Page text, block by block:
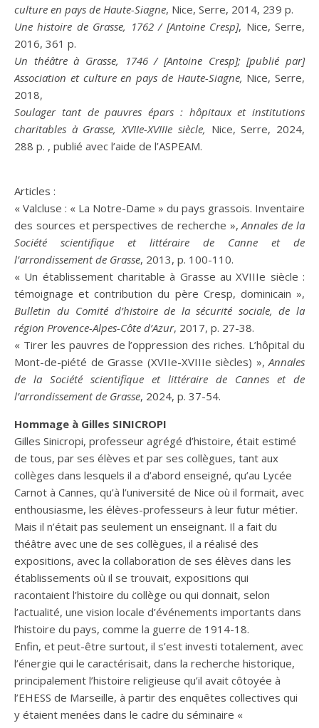
culture en pays de Haute-Siagne, Nice, Serre, 2014, 239 p.
Une histoire de Grasse, 1762 / [Antoine Cresp], Nice, Serre,
2016, 361 p.
Un théâtre à Grasse, 1746 / [Antoine Cresp]; [publié par]
Association et culture en pays de Haute-Siagne, Nice, Serre,
2018,
Soulager tant de pauvres épars : hôpitaux et institutions
charitables à Grasse, XVIIe-XVIIIe siècle, Nice, Serre, 2024,
288 p. , publié avec l’aide de l’ASPEAM.
Articles :
« Valcluse : « La Notre-Dame » du pays grassois. Inventaire
des sources et perspectives de recherche »,Annales de la
Société scientifique et littéraire de Canne et de
l’arrondissement de Grasse, 2013, p. 100-110.
« Un établissement charitable à Grasse au XVIIIe siècle :
témoignage et contribution du père Cresp, dominicain »,
Bulletin du Comité d’histoire de la sécurité sociale, de la
région Provence-Alpes-Côte d’Azur, 2017, p. 27-38.
« Tirer les pauvres de l’oppression des riches. L’hôpital du
Mont-de-piété de Grasse (XVIIe-XVIIIe siècles) », Annales
de la Société scientifique et littéraire de Cannes et de
l’arrondissement de Grasse, 2024, p. 37-54.
Hommage à Gilles SINICROPI
Gilles Sinicropi, professeur agrégé d’histoire, était estimé
de tous, par ses élèves et par ses collègues, tant aux
collèges dans lesquels il a d’abord enseigné, qu’au Lycée
Carnot à Cannes, qu’à l’université de Nice où il formait, avec
enthousiasme, les élèves-professeurs à leur futur métier.
Mais il n’était pas seulement un enseignant. Il a fait du
théâtre avec une de ses collègues, il a réalisé des
expositions, avec la collaboration de ses élèves dans les
établissements où il se trouvait, expositions qui
racontaient l’histoire du collège ou qui donnait, selon
l’actualité, une vision locale d’événements importants dans
l’histoire du pays, comme la guerre de 1914-18.
Enfin, et peut-être surtout, il s’est investi totalement, avec
l’énergie qui le caractérisait, dans la recherche historique,
principalement l’histoire religieuse qu’il avait côtoyée à
l’EHESS de Marseille, à partir des enquêtes collectives qui
y étaient menées dans le cadre du séminaire «